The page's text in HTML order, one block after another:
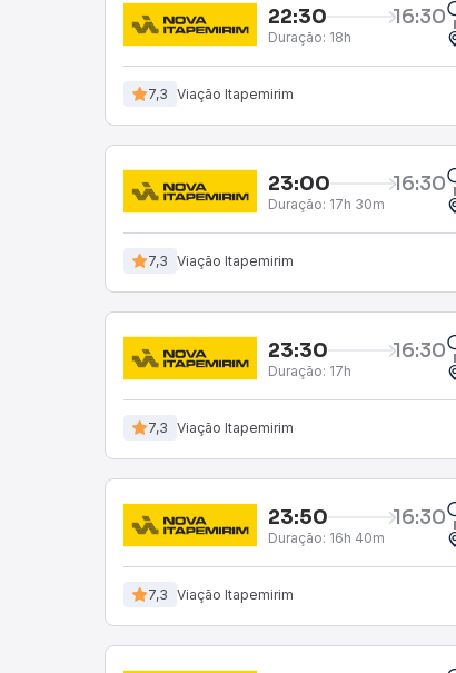
22:30 16:30
Duração: 18h
7,3 Viação Itapemirim
23:00 16:30
Duração: 17h 30m
7,3 Viação Itapemirim
23:30 16:30
Duração: 17h
7,3 Viação Itapemirim
23:50 16:30
Duração: 16h 40m
7,3 Viação Itapemirim